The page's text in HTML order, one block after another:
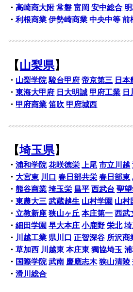
・高崎商大附 常磐 富岡 安中総合
・利根商業 伊勢崎商業 中央中等 前
【山梨県】
・ 山梨学院 駿台甲府 帝京第三 日本
・東海大甲府 日大明誠 甲府工業 日
・ 甲府商業 笛吹 甲府城西
【埼玉県】
・浦和学院 花咲徳栄 上尾 市立川越
・ 大宮東 川口 春日部共栄 春日部東
・熊谷商業 埼玉栄 昌平 西武台 聖
・東農大三 武蔵越生 山村学園 山村
・ 立教新座 狭山ヶ丘 本庄第一 西武
・細田学園 早大本庄 小鹿野 栄北
・ 川越工業 県川口 正智深谷 所沢商
・草加西 川越東 本庄東 獨協埼玉
・ 国際学院 武南 慶應志木 狭山清陵
・滑川総合